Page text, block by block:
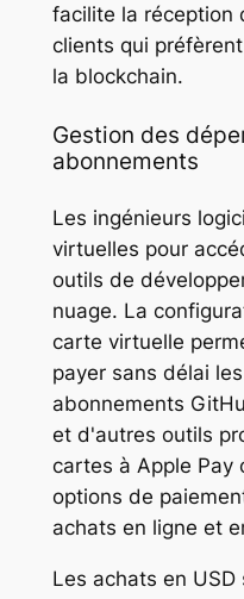
facilite la réception
clients qui
la blockchain.
Gestion des
abonnements
Les ingénieurs
virtuelles pour
outils de
nuage. La
carte virtuelle
payer sans délai
abonnements
et d'autres outils
cartes à Apple Pay
options de
achats en ligne et
Les achats en